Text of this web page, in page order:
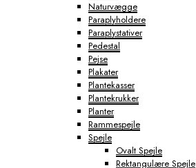
Naturvægge
Paraplyholdere
Paraplystativer
Pedestal
Pejse
Plakater
Plantekasser
Plantekrukker
Planter
Rammespejle
Spejle
Ovalt Spejle
Rektangulære Spejle